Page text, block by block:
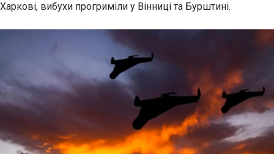
Харкові, вибухи прогриміли у Вінниці та Бурштині.